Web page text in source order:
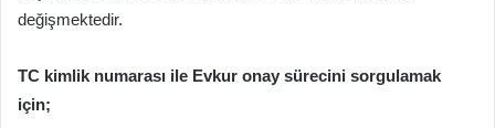
değişmektedir.
TC kimlik numarası ile Evkur onay sürecini sorgulamak
için;